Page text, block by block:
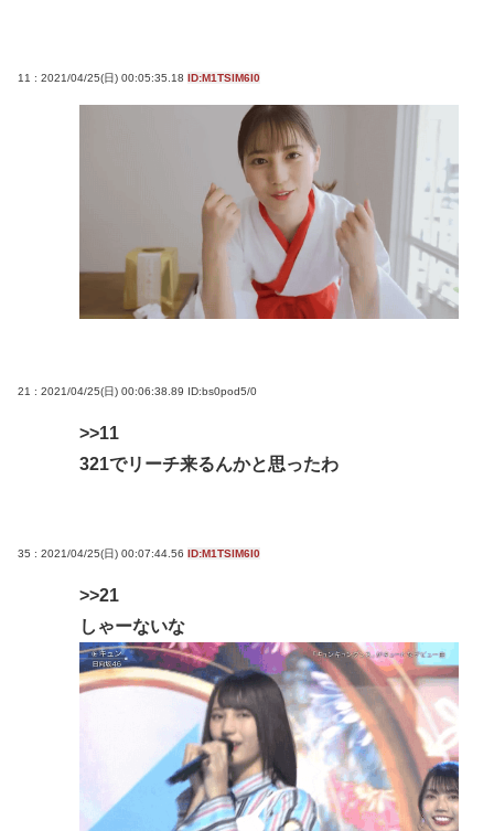
11 : 2021/04/25(日) 00:05:35.18 ID:M1TSlM6I0
21 : 2021/04/25(日) 00:06:38.89 ID:bs0pod5/0
>>11
321でリーチ来るんかと思ったわ
35 : 2021/04/25(日) 00:07:44.56 ID:M1TSlM6I0
>>21
しゃーないな